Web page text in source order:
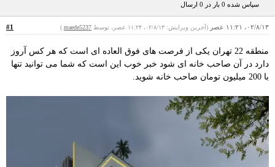
سپاس شده 0 بار در 0 ارسال
#1 ۰۲/۸/۱۳، ۱۱:۲۱ عصر (آخرین ویرایش: ۰۲/۸/۱۳، ۱۱:۲۴ عصر، توسط maede5237
.)
منطقه 22 تهران یکی از فرصت های فوق العاده ای است که هر کس آروز
دارد در آن صاحب خانه ای شود خبر خوب این است که شما می توانید تنها
با 200 میلیون تومان صاحب خانه شوید.